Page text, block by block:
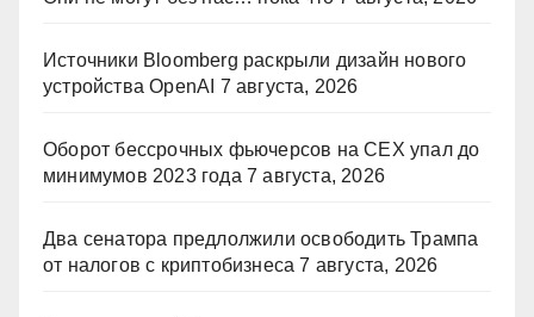
Источники Bloomberg раскрыли дизайн нового
устройства OpenAI 7 августа, 2026
Оборот бессрочных фьючерсов на CEX упал до
минимумов 2023 года 7 августа, 2026
Два сенатора предлолжили освободить Трампа
от налогов с криптобизнеса 7 августа, 2026